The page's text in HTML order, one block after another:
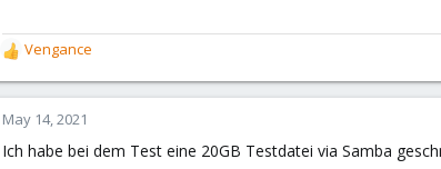
R
e
a
c
i
Vengance
May 14, 2021
Ich habe bei dem Test eine 20GB Testdatei via Samba